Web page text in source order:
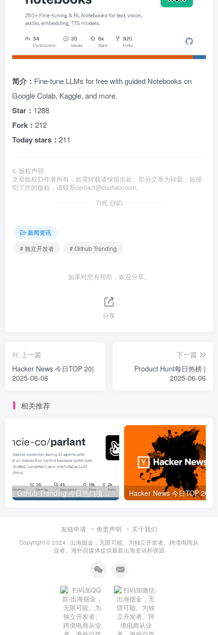
简介： Fine-tune LLMs for free with guided Notebooks on
Google Colab, Kaggle, and more.
Star： 1288
Fork： 212
Today stars： 211
© 版权声明
文章版权归作者所有，如需转载请保留出处。部分文章为转载，如侵
犯了您的版权，请联系contact@chuhaix.com。
THE END
新闻资讯
# 独立开发者
# Github Trending
如果对您有帮助，欢迎分享。
分享
上一篇
Hacker News 今日TOP 20|
2025-06-06
下一篇
Product Hunt每日热榜 |
2025-06-06
相关推荐
Github Trending 今日热门项目 | 2025-09-06
友链申请 免责声明 关于我们
Copyright © 2024 · 出海掘金，无限可能。为独立开发者、跨境电商从
业者、海外自媒体提供最新出海资讯和资源